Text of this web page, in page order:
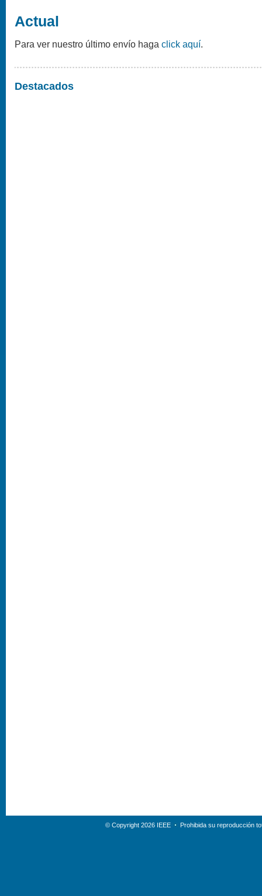
Actual
Para ver nuestro último envío haga click aquí.
Destacados
© Copyright 2026 IEEE Prohibida su reproducción